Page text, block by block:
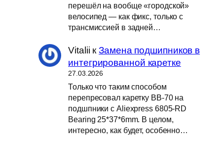
перешёл на вообще «городской»
велосипед — как фикс, только с
трансмиссией в задней…
Vitalii кЗамена подшипников в
интегрированной каретке
27.03.2026
Только что таким способом
перепресовал каретку BB-70 на
подшпники с Aliexpress 6805-RD
Bearing 25*37*6mm. В целом,
интересно, как будет, особенно…